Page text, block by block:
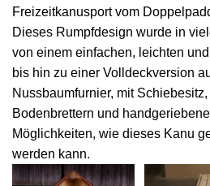
Freizeitkanusport vom
Dieses Rumpfdesign wurde in
von einem einfachen, leichten
bis hin zu einer Volldeckversion
Nussbaumfurnier, mit
Bodenbrettern und
Möglichkeiten, wie dieses Kanu
werden kann.